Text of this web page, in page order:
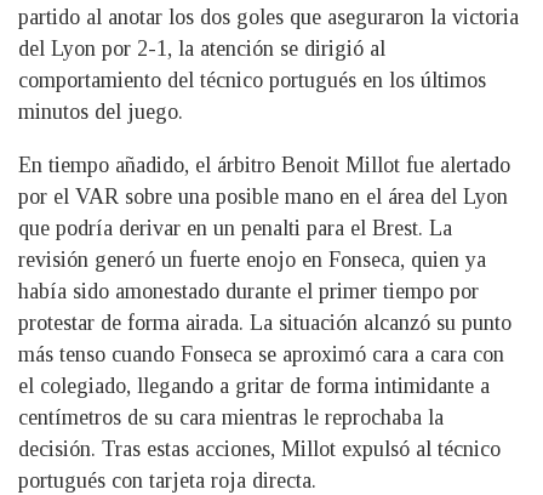
partido al anotar los dos goles que aseguraron la victoria
del Lyon por 2-1, la atención se dirigió al
comportamiento del técnico portugués en los últimos
minutos del juego.
En tiempo añadido, el árbitro Benoit Millot fue alertado
por el VAR sobre una posible mano en el área del Lyon
que podría derivar en un penalti para el Brest. La
revisión generó un fuerte enojo en Fonseca, quien ya
había sido amonestado durante el primer tiempo por
protestar de forma airada. La situación alcanzó su punto
más tenso cuando Fonseca se aproximó cara a cara con
el colegiado, llegando a gritar de forma intimidante a
centímetros de su cara mientras le reprochaba la
decisión. Tras estas acciones, Millot expulsó al técnico
portugués con tarjeta roja directa.